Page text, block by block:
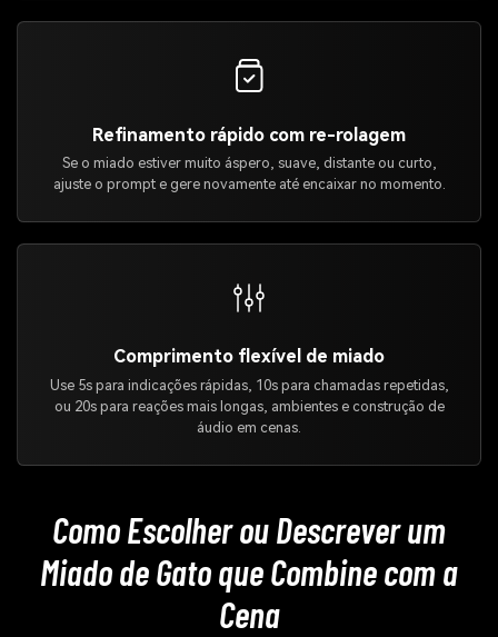
Refinamento rápido com re-rolagem
Se o miado estiver muito áspero, suave, distante ou curto,
ajuste o prompt e gere novamente até encaixar no momento.
Comprimento flexível de miado
Use 5s para indicações rápidas, 10s para chamadas repetidas,
ou 20s para reações mais longas, ambientes e construção de
áudio em cenas.
Como Escolher ou Descrever um
Miado de Gato que Combine com a
Cena